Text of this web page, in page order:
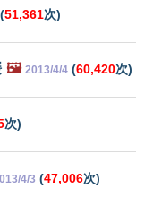
(51,361次)
🖼️ 2013/4/4 (60,420次)
次)
4/3 (47,006次)